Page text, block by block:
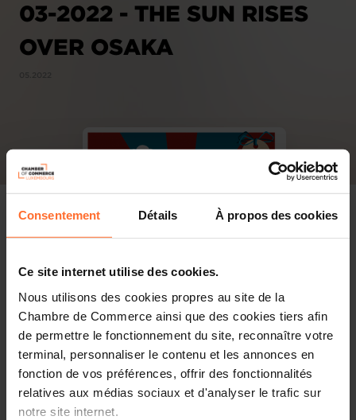
Consentement Détails À propos des cookies
Ce site internet utilise des cookies.
Nous utilisons des cookies propres au site de la
Chambre de Commerce ainsi que des cookies tiers afin
de permettre le fonctionnement du site, reconnaître votre
terminal, personnaliser le contenu et les annonces en
fonction de vos préférences, offrir des fonctionnalités
relatives aux médias sociaux et d'analyser le trafic sur
notre site internet.
03-2022 - THE SUN RISES
OVER OSAKA